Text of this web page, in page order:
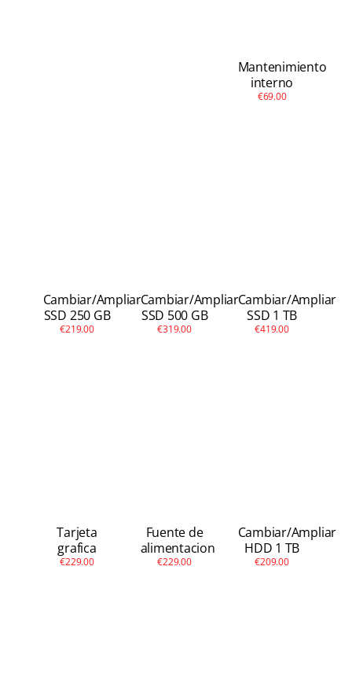
Mantenimiento
interno
€69.00
Cambiar/Ampliar
SSD 250 GB
€219.00
Cambiar/Ampliar
SSD 500 GB
€319.00
Cambiar/Ampliar
SSD 1 TB
€419.00
Tarjeta
grafica
€229.00
Fuente de
alimentacion
€229.00
Cambiar/Ampliar
HDD 1 TB
€209.00